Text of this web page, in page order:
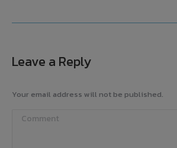
Leave a Reply
Your email address will not be published.
Comment